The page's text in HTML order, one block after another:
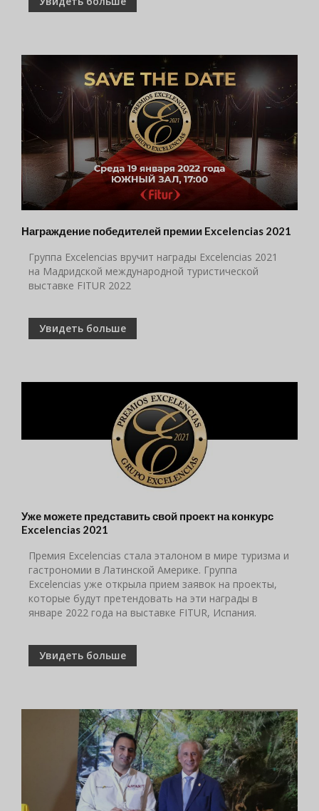
Награждение победителей премии Excelencias 2021
Группа Excelencias вручит награды Excelencias 2021
на Мадридской международной туристической
выставке FITUR 2022
Увидеть больше
Уже можете представить свой проект на конкурс
Excelencias 2021
Премия Excelencias стала эталоном в мире туризма и
гастрономии в Латинской Америке. Группа
Excelencias уже открыла прием заявок на проекты,
которые будут претендовать на эти награды в
январе 2022 года на выставке FITUR, Испания.
Увидеть больше